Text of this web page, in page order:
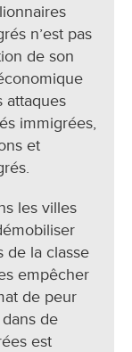
n’est pas
de son
attaques
immigrées,
et
les villes
de la classe
empêcher
de peur
de
est